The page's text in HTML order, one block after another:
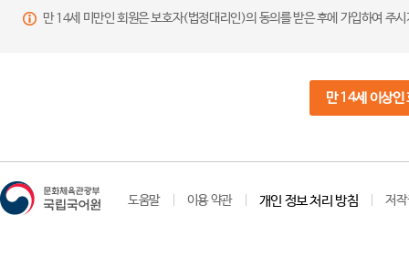
만 14세 미만인 회원은 보호자(법정대리인)의 동의를 받은 후에 가입하여 주
만 14세 이상인
도움말 이용 약관 개인 정보 처리 방침 저